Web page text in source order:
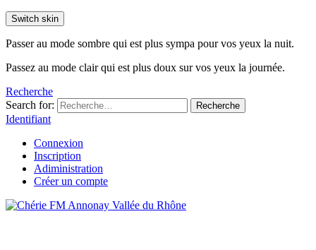
Switch skin
Passer au mode sombre qui est plus sympa pour vos yeux la nuit.
Passez au mode clair qui est plus doux sur vos yeux la journée.
Recherche
Search for:
Recherche
Identifiant
Connexion
Inscription
Adiministration
Créer un compte